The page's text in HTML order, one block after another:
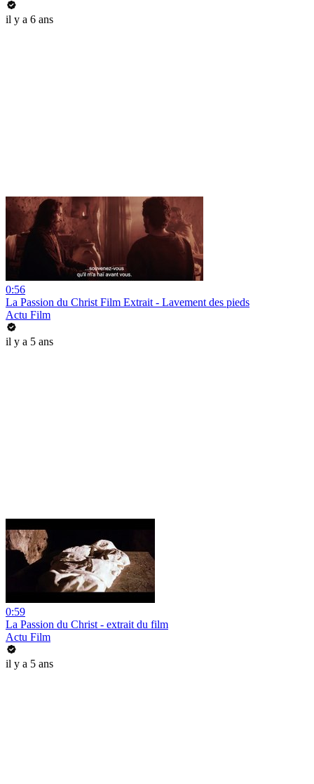
il y a 6 ans
0:56
La Passion du Christ Film Extrait - Lavement des pieds
Actu Film
il y a 5 ans
0:59
La Passion du Christ - extrait du film
Actu Film
il y a 5 ans